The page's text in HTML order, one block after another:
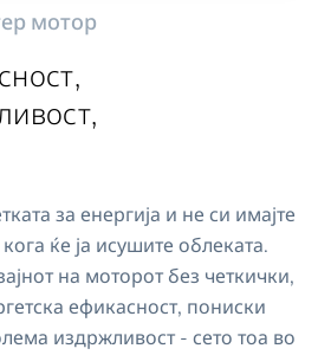
мотор
за енергија и не си имајте
ќе ја исушите облеката.
на моторот без четкички,
ефикасност, пониски
издржливост - сето тоа во